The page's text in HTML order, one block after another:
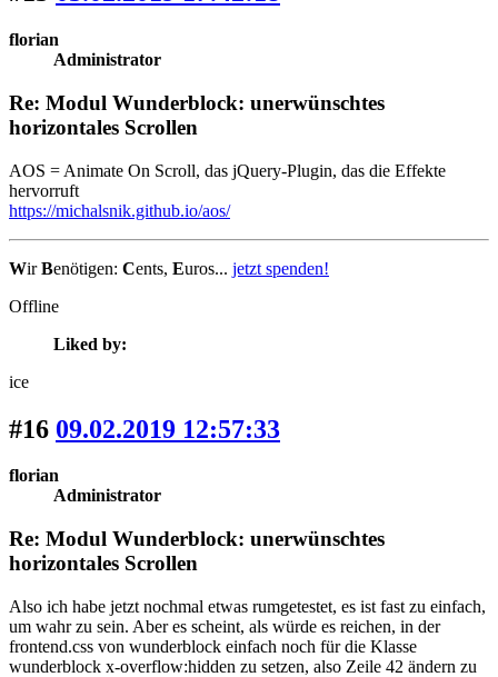
florian
Administrator
Re: Modul Wunderblock: unerwünschtes
horizontales Scrollen
AOS = Animate On Scroll, das jQuery-Plugin, das die Effekte
hervorruft
https://michalsnik.github.io/aos/
WirBenötigen: Cents, Euros... jetzt spenden!
Offline
Liked by:
ice
#16 09.02.2019 12:57:33
florian
Administrator
Re: Modul Wunderblock: unerwünschtes
horizontales Scrollen
Also ich habe jetzt nochmal etwas rumgetestet, es ist fast zu einfach,
um wahr zu sein. Aber es scheint, als würde es reichen, in der
frontend.css von wunderblock einfach noch für die Klasse
wunderblock x-overflow:hidden zu setzen, also Zeile 42 ändern zu